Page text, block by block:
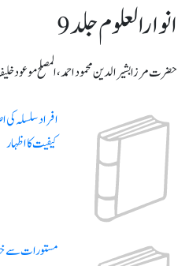
انوارالعلوم جلد 9
حضرت مرزا بشیرالدین محمود احمد، المصلح موعود خلیفۃ
افراد سلسلہ
کیفیت کا اظہار
مستورات سے